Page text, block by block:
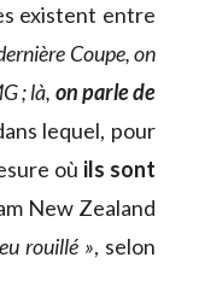
existent entre
Coupe, on
; là, on parle de
lequel, pour
où ils sont
New Zealand
rouillé », selon